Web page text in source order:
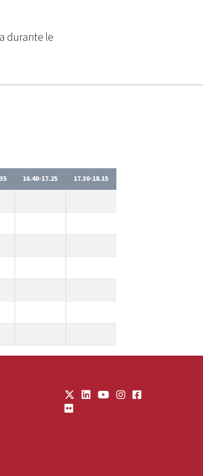
durante le
16.40-17.25 17.30-18.15